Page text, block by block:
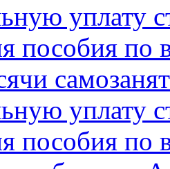
уплату
пособия по
уплату
пособия по